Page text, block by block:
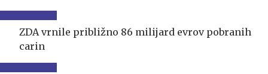
ZDA vrnile približno 86 milijard evrov pobranih
carin